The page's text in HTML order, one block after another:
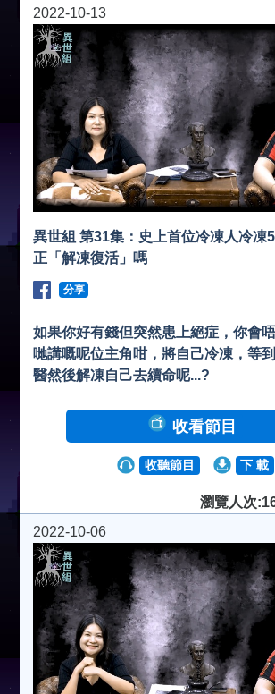
2022-10-13
異世組 第31集：史上首位冷凍人冷凍
正「解凍復活」嗎
分享
如果你好有錢但突然患上絕症，你會
哋講嘅呢位主角咁，將自己冷凍，等
醫然後解凍自己去續命呢...?
收看節目
收聽節目 下 載
瀏覽人次
2022-10-06